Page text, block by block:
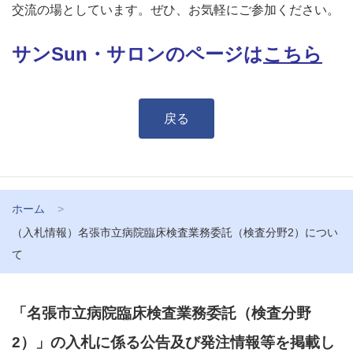
交流の場としています。ぜひ、お気軽にご参加ください。
サンSun・サロンのページはこちら
戻る
ホーム
（入札情報）名張市立病院臨床検査業務委託（検査分野2）につい
て
「名張市立病院臨床検査業務委託（検査分野
2）」の入札に係る公告及び発注情報等を掲載し